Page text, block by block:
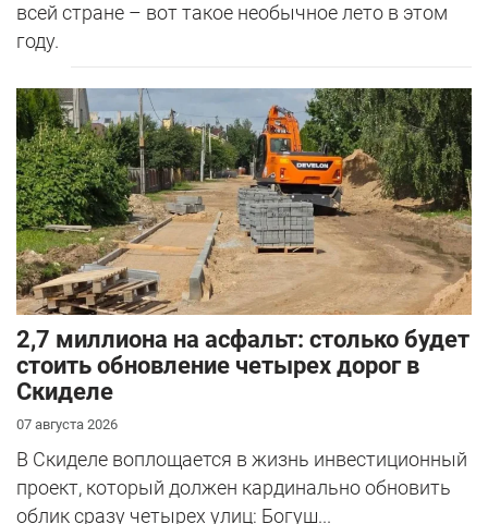
всей стране – вот такое необычное лето в этом
году.
2,7 миллиона на асфальт: столько будет
стоить обновление четырех дорог в
Скиделе
07 августа 2026
В Скиделе воплощается в жизнь инвестиционный
проект, который должен кардинально обновить
облик сразу четырех улиц: Богуш...